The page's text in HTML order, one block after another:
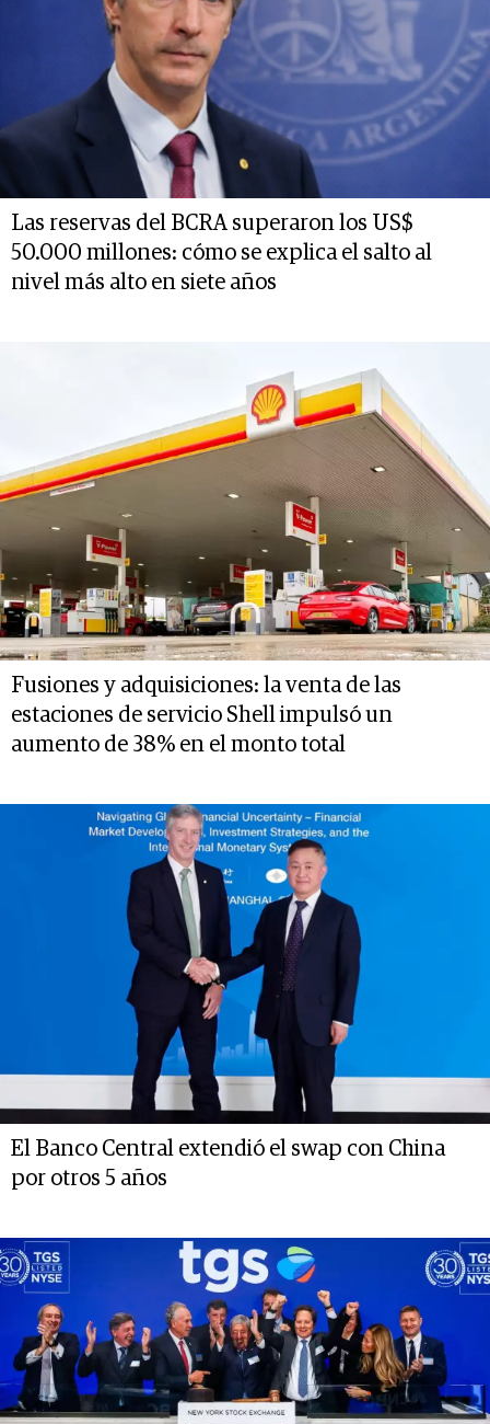
Las reservas del BCRA superaron los US$
50.000 millones: cómo se explica el salto al
nivel más alto en siete años
Fusiones y adquisiciones: la venta de las
estaciones de servicio Shell impulsó un
aumento de 38% en el monto total
El Banco Central extendió el swap con China
por otros 5 años